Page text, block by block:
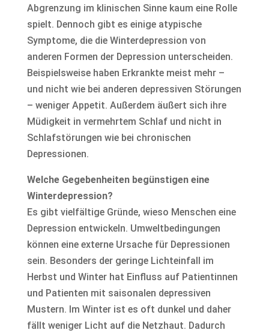
Abgrenzung im klinischen Sinne kaum eine Rolle
spielt. Dennoch gibt es einige atypische
Symptome, die die Winterdepression von
anderen Formen der Depression unterscheiden.
Beispielsweise haben Erkrankte meist mehr –
und nicht wie bei anderen depressiven Störungen
– weniger Appetit. Außerdem äußert sich ihre
Müdigkeit in vermehrtem Schlaf und nicht in
Schlafstörungen wie bei chronischen
Depressionen.
Welche Gegebenheiten begünstigen eine
Winterdepression?
Es gibt vielfältige Gründe, wieso Menschen eine
Depression entwickeln. Umweltbedingungen
können eine externe Ursache für Depressionen
sein. Besonders der geringe Lichteinfall im
Herbst und Winter hat Einfluss auf Patientinnen
und Patienten mit saisonalen depressiven
Mustern. Im Winter ist es oft dunkel und daher
fällt weniger Licht auf die Netzhaut. Dadurch